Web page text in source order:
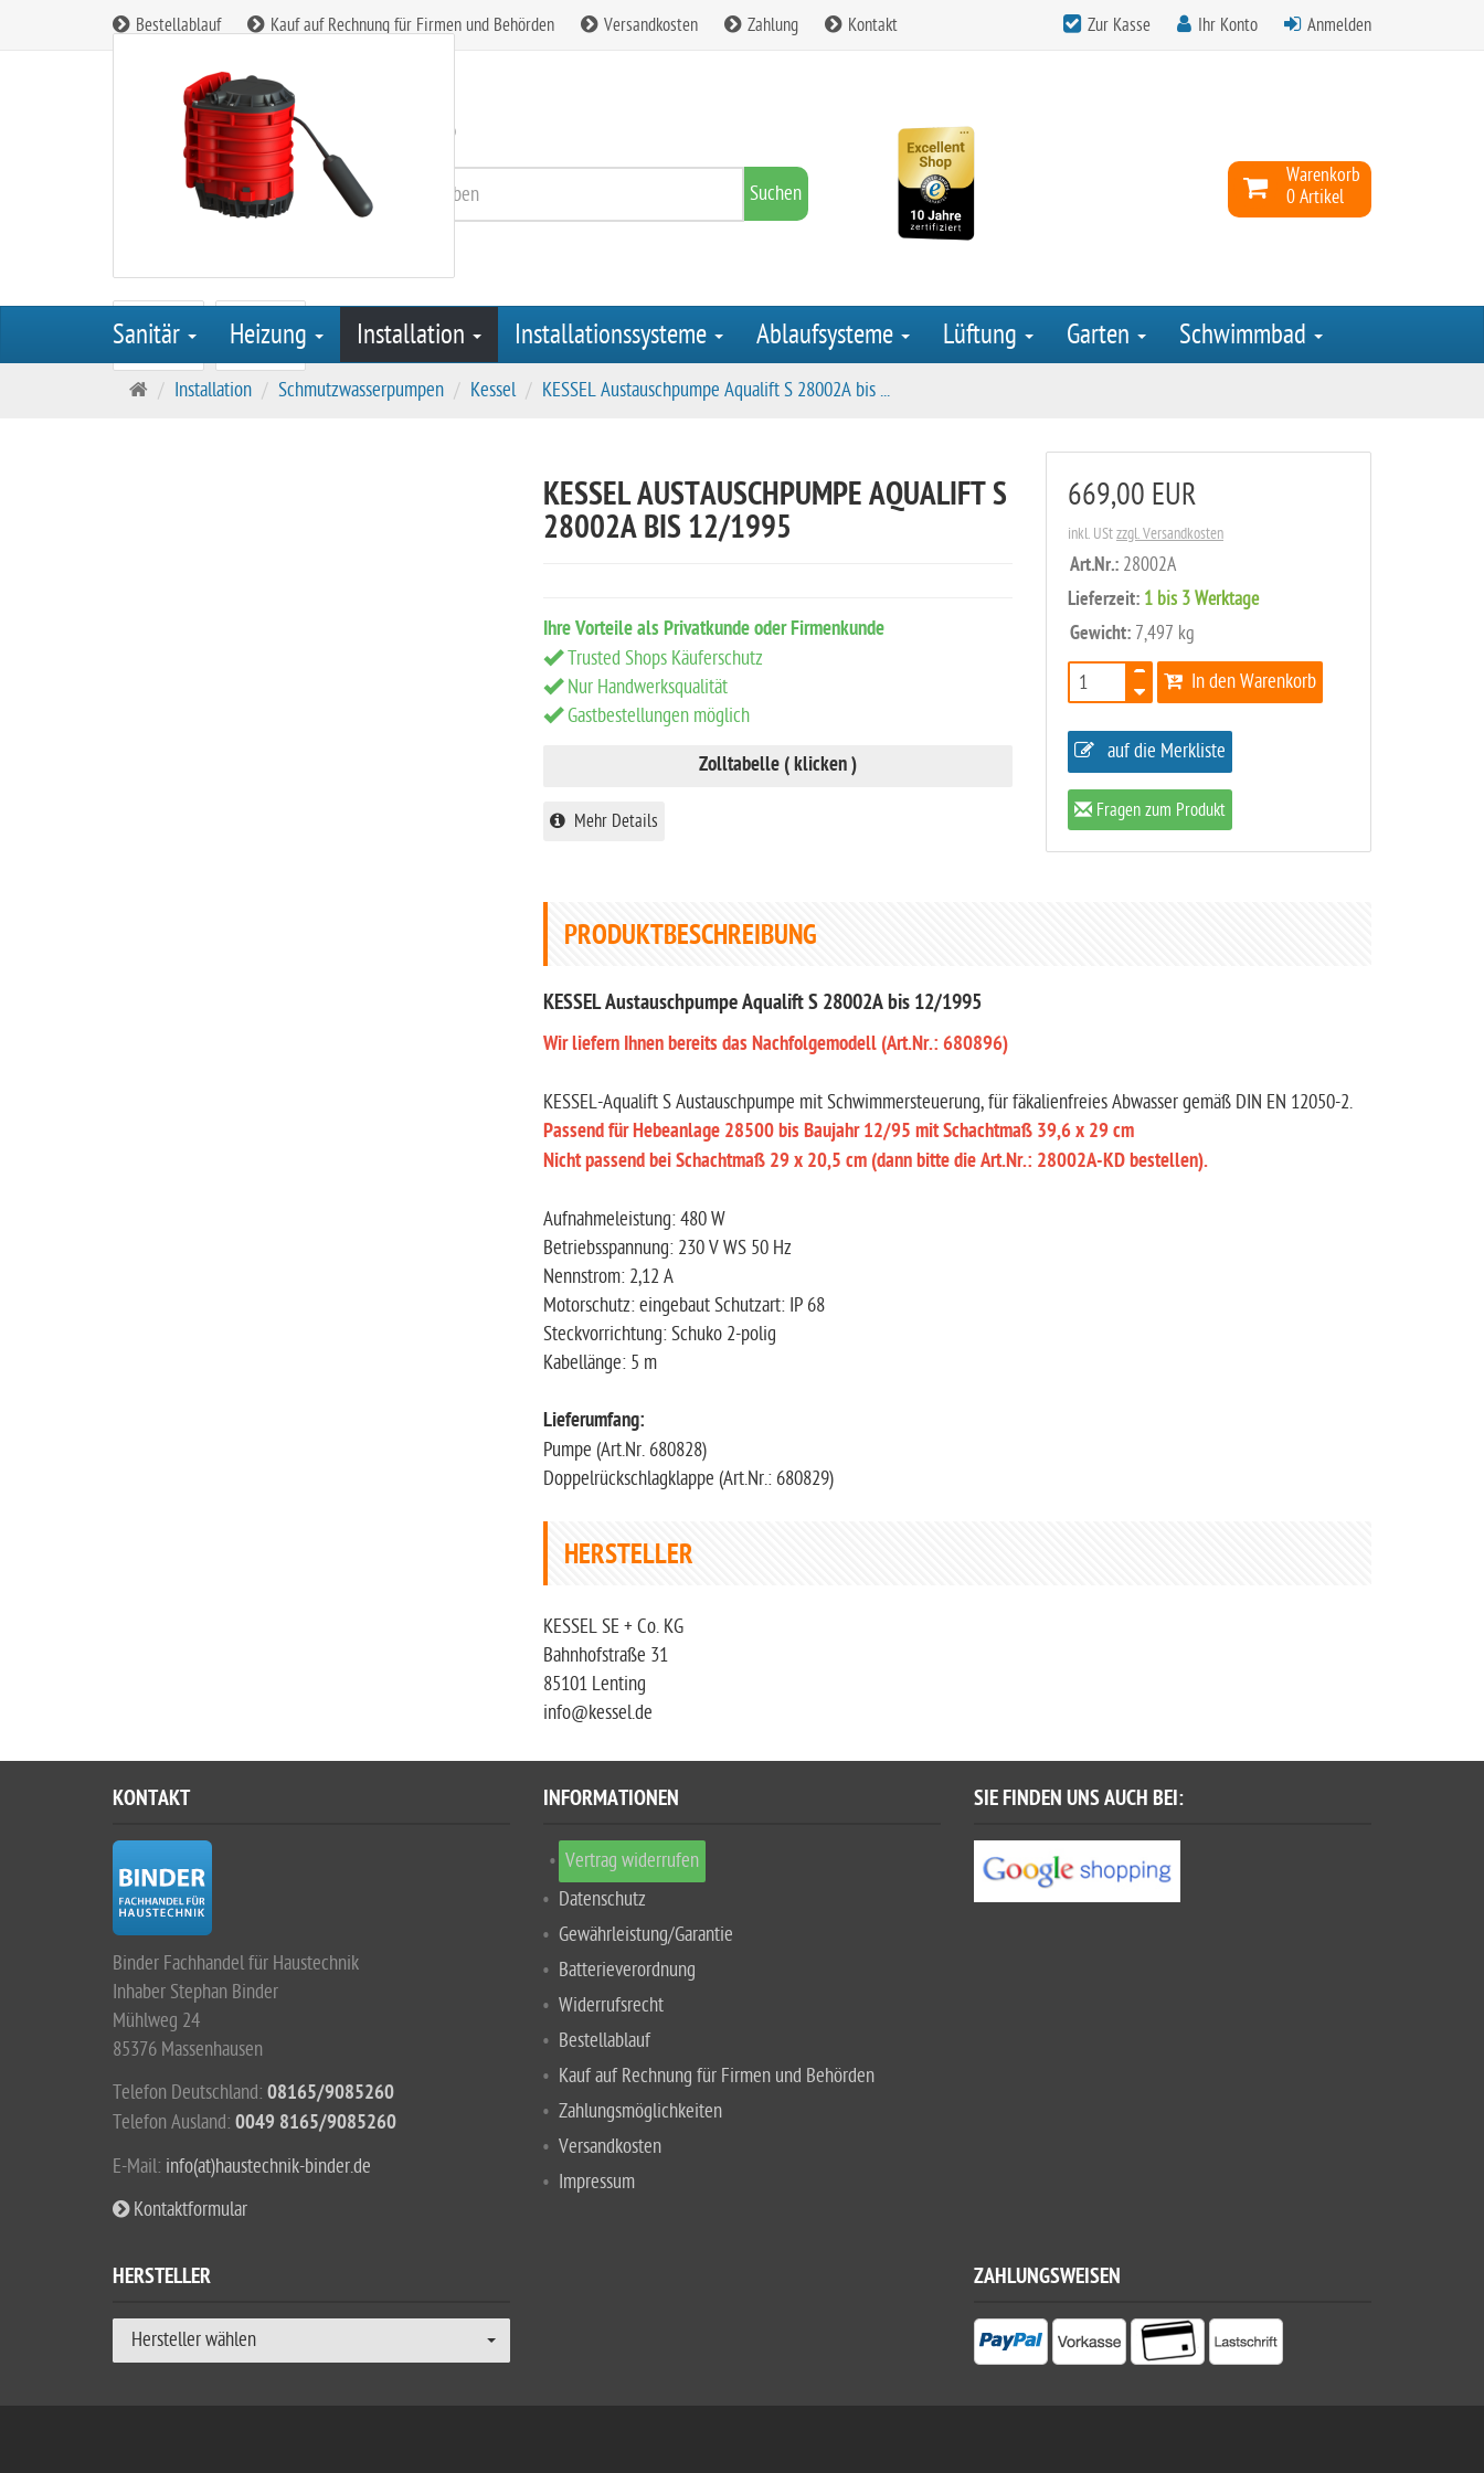
Bestellablauf Kauf auf Rechnung für Firmen und Behörden Versandkosten Zahlung Kontakt Zur Kasse Ihr Konto Anmelden
08165 / 90 85 260
Suchen
Warenkorb
0 Artikel
Sanitär Heizung Installation Installationssysteme Ablaufsysteme Lüftung Garten Schwimmbad
S
Installation Schmutzwasserpumpen Kessel KESSEL Austauschpumpe Aqualift S 28002A bis ...
669,00 EUR
inkl. UStzzgl. Versandkosten
Art.Nr.: 28002A
Lieferzeit: 1 bis 3 Werktage
Gewicht: 7,497 kg
In den Warenkorb
auf die Merkliste
Fragen zum Produkt
KESSEL AUSTAUSCHPUMPE AQUALIFT S
28002A BIS 12/1995
Ihre Vorteile als Privatkunde oder Firmenkunde
Trusted Shops Käuferschutz
Nur Handwerksqualität
Gastbestellungen möglich
Zolltabelle ( klicken )
Mehr Details
PRODUKTBESCHREIBUNG
KESSEL Austauschpumpe Aqualift S 28002A bis 12/1995
Wir liefern Ihnen bereits das Nachfolgemodell (Art.Nr.: 680896)
KESSEL-Aqualift S Austauschpumpe mit Schwimmersteuerung, für fäkalienfreies Abwasser gemäß DIN EN 12050-2.
Passend für Hebeanlage 28500 bis Baujahr 12/95 mit Schachtmaß 39,6 x 29 cm
Nicht passend bei Schachtmaß 29 x 20,5 cm (dann bitte die Art.Nr.: 28002A-KD bestellen).
Aufnahmeleistung: 480 W
Betriebsspannung: 230 V WS 50 Hz
Nennstrom: 2,12 A
Motorschutz: eingebaut Schutzart: IP 68
Steckvorrichtung: Schuko 2-polig
Kabellänge: 5 m
Lieferumfang:
Pumpe (Art.Nr. 680828)
Doppelrückschlagklappe (Art.Nr.: 680829)
HERSTELLER
KESSEL SE + Co. KG
Bahnhofstraße 31
85101 Lenting
info@kessel.de
KONTAKT
Binder Fachhandel für Haustechnik
Inhaber Stephan Binder
Mühlweg 24
85376 Massenhausen
Telefon Deutschland: 08165/9085260
Telefon Ausland: 0049 8165/9085260
E-Mail: info(at)haustechnik-binder.de
Kontaktformular
INFORMATIONEN
Vertrag widerrufen
Datenschutz
Gewährleistung/Garantie
Batterieverordnung
Widerrufsrecht
Bestellablauf
Kauf auf Rechnung für Firmen und Behörden
Zahlungsmöglichkeiten
Versandkosten
Impressum
SIE FINDEN UNS AUCH BEI:
HERSTELLER
Hersteller wählen
ZAHLUNGSWEISEN